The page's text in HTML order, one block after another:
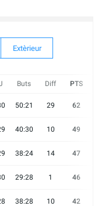
Extèrieur
Buts Diff PTS
50:21 29 62
40:30 10 49
38:24 14 47
29:28 1 46
38:28 10 42